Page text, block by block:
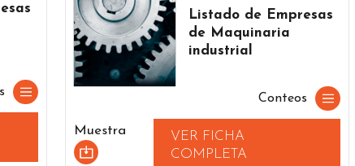
Listado de Empresas
de Maquinaria
industrial
Conteos
Muestra
VER FICHA
COMPLETA